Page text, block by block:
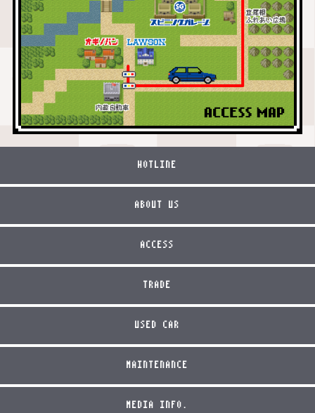
HOTLINE
ABOUT US
ACCESS
TRADE
USED CAR
MAINTENANCE
MEDIA INFO.